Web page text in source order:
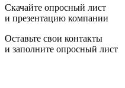
Скачайте опросный лист
и презентацию компании
Оставьте свои контакты
и заполните опросный лист